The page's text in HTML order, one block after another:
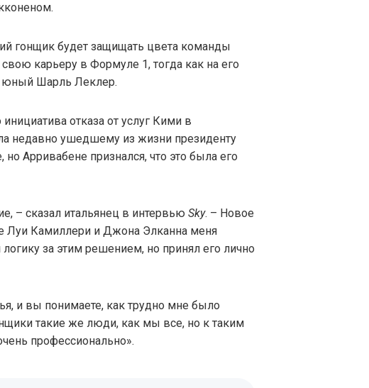
гонщик будет защищать цвета команды
свою карьеру в Формуле 1, тогда как на его
юный Шарль Леклер.
отказа от услуг Кими в
недавно ушедшему из жизни президенту
Арривабене признался, что это была его
– сказал итальянец в интервью Sky. – Новое
Луи Камиллери и Джона Элканна меня
за этим решением, но принял его лично
и вы понимаете, как трудно мне было
такие же люди, как мы все, но к таким
профессионально».